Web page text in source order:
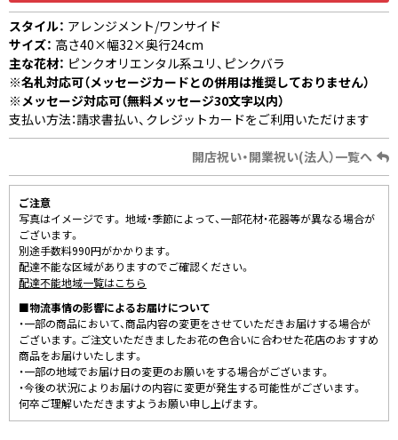
スタイル： アレンジメント/ワンサイド
サイズ： 高さ40×幅32×奥行24cm
主な花材： ピンクオリエンタル系ユリ、ピンクバラ
※名札対応可（メッセージカードとの併用は推奨しておりません）
※メッセージ対応可（無料メッセージ30文字以内）
支払い方法：請求書払い、クレジットカードをご利用いただけます
開店祝い・開業祝い(法人）一覧へ
ご注意
写真はイメージです。 地域・季節によって、一部花材・花器等が異なる場合が
ございます。
別途手数料990円がかかります。
配達不能な区域がありますのでご確認ください。
配達不能地域一覧はこちら
■物流事情の影響によるお届けについて
・一部の商品において、商品内容の変更をさせていただきお届けする場合が
ございます。ご注文いただきましたお花の色合いに合わせた花店のおすすめ
商品をお届けいたします。
・一部の地域でお届け日の変更のお願いをする場合がございます。
・今後の状況によりお届けの内容に変更が発生する可能性がございます。
何卒ご理解いただきますようお願い申し上げます。